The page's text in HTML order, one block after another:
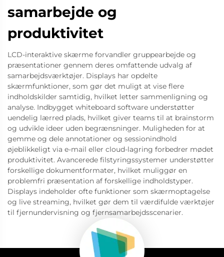
samarbejde og
produktivitet
LCD-interaktive skærme forvandler gruppearbejde og
præsentationer gennem deres omfattende udvalg af
samarbejdsværktøjer. Displays har opdelte
skærmfunktioner, som gør det muligt at vise flere
indholdskilder samtidig, hvilket letter sammenligning og
analyse. Indbygget whiteboard software understøtter
uendelig lærred plads, hvilket giver teams til at brainstorm
og udvikle ideer uden begrænsninger. Muligheden for at
gemme og dele annotationer og sessionindhold
øjeblikkeligt via e-mail eller cloud-lagring forbedrer mødet
produktivitet. Avancerede filstyringssystemer understøtter
forskellige dokumentformater, hvilket muliggør en
problemfri præsentation af forskellige indholdstyper.
Displays indeholder ofte funktioner som skærmoptagelse
og live streaming, hvilket gør dem til værdifulde værktøjer
til fjernundervisning og fjernsamarbejdsscenarier.